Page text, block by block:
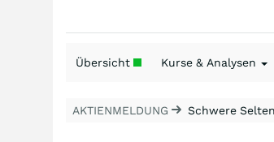
Übersicht Kurse & Analysen
AKTIENMELDUNG Schwere